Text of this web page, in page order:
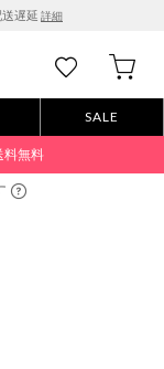
遅延 詳細
SALE
料無料